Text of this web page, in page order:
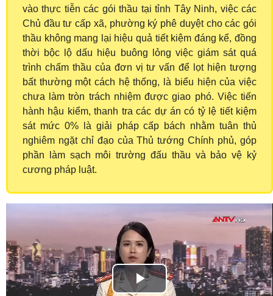
vào thực tiễn các gói thầu tại tỉnh Tây Ninh, việc các
Chủ đầu tư cấp xã, phường ký phê duyệt cho các gói
thầu không mang lại hiệu quả tiết kiệm đáng kể, đồng
thời bộc lộ dấu hiệu buông lỏng việc giám sát quá
trình chấm thầu của đơn vị tư vấn để lọt hiện tượng
bất thường một cách hệ thống, là biểu hiện của việc
chưa làm tròn trách nhiệm được giao phó. Việc tiến
hành hậu kiểm, thanh tra các dự án có tỷ lệ tiết kiệm
sát mức 0% là giải pháp cấp bách nhằm tuân thủ
nghiêm ngặt chỉ đạo của Thủ tướng Chính phủ, góp
phần làm sạch môi trường đấu thầu và bảo vệ kỷ
cương pháp luật.